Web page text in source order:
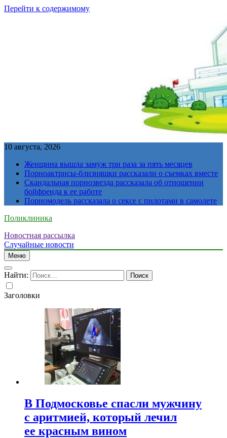
Перейти к содержимому
10 августа, 2026
Женщина вышла замуж три раза за пять месяцев
Порноактрисы-близняшки рассказали о съемках вместе
Скандальная порнозвезда рассказала об отношении
бойфренда к ее работе
Порномодель рассказала о сексе с пилотами в самолете
Поликлиника
Новостная рассылка
Случайные новости
Меню
Найти:
Заголовки
В Подмосковье спасли мужчину
с аритмией, который лечил
ее красным вином